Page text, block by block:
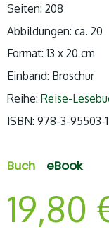
Seiten: 208
Abbildungen: ca. 20
Format: 13 x 20 cm
Einband: Broschur
Reihe: Reise-
ISBN: 978-3-95503-
Buch eBook
19,80